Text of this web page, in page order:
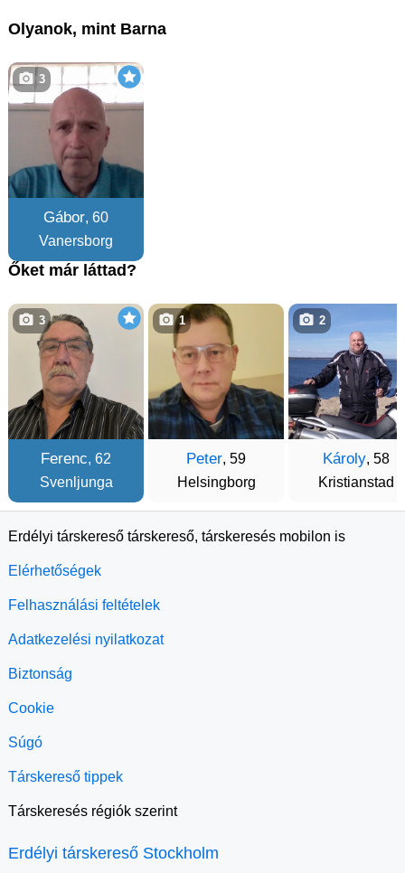
Olyanok, mint Barna
Gábor, 60
Vanersborg
3
Őket már láttad?
Ferenc, 62
Svenljunga
3
Peter, 59
Helsingborg
1
Károly, 58
Kristianstad
2
Erdélyi társkereső társkereső, társkeresés mobilon is
Elérhetőségek
Felhasználási feltételek
Adatkezelési nyilatkozat
Biztonság
Cookie
Súgó
Társkereső tippek
Társkeresés régiók szerint
Erdélyi társkereső Stockholm